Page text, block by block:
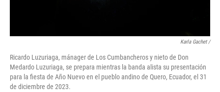
Karla Gachet/
Ricardo Luzuriaga, mánager de Los Cumbancheros y nieto de Don
Medardo Luzuriaga, se prepara mientras la banda alista su presentación
para la fiesta de Año Nuevo en el pueblo andino de Quero, Ecuador, el 31
de diciembre de 2023.